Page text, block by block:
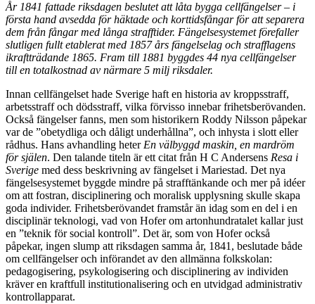
År 1841 fattade riksdagen beslutet att låta bygga cellfängelser – i
första hand avsedda för häktade och korttidsfångar för att separera
dem från fångar med långa strafftider. Fängelsesystemet förefaller
slutligen fullt etablerat med 1857 års fängelselag och strafflagens
ikraftträdande 1865. Fram till 1881 byggdes 44 nya cellfängelser
till en totalkostnad av närmare 5 milj riksdaler.
Innan cellfängelset hade Sverige haft en historia av kroppsstraff,
arbetsstraff och dödsstraff, vilka förvisso innebar frihetsberövanden.
Också fängelser fanns, men som historikern Roddy Nilsson påpekar
var de ”obetydliga och dåligt underhållna”, och inhysta i slott eller
rådhus. Hans avhandling heterEn välbyggd maskin, en mardröm
för själen. Den talande titeln är ett citat från H C Andersens Resa i
Sverige med dess beskrivning av fängelset i Mariestad. Det nya
fängelsesystemet byggde mindre på strafftänkande och mer på idéer
om att fostran, disciplinering och moralisk upplysning skulle skapa
goda individer. Frihetsberövandet framstår än idag som en del i en
disciplinär teknologi, vad von Hofer om artonhundratalet kallar just
en ”teknik för social kontroll”. Det är, som von Hofer också
påpekar, ingen slump att riksdagen samma år, 1841, beslutade både
om cellfängelser och införandet av den allmänna folkskolan:
pedagogisering, psykologisering och disciplinering av individen
kräver en kraftfull institutionalisering och en utvidgad administrativ
kontrollapparat.